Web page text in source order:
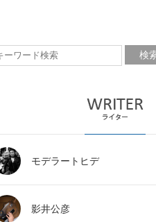
モデラートヒデ
影井公彦